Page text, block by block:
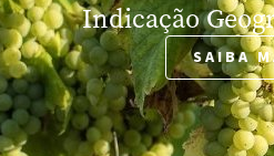
Indicação
SAIBA